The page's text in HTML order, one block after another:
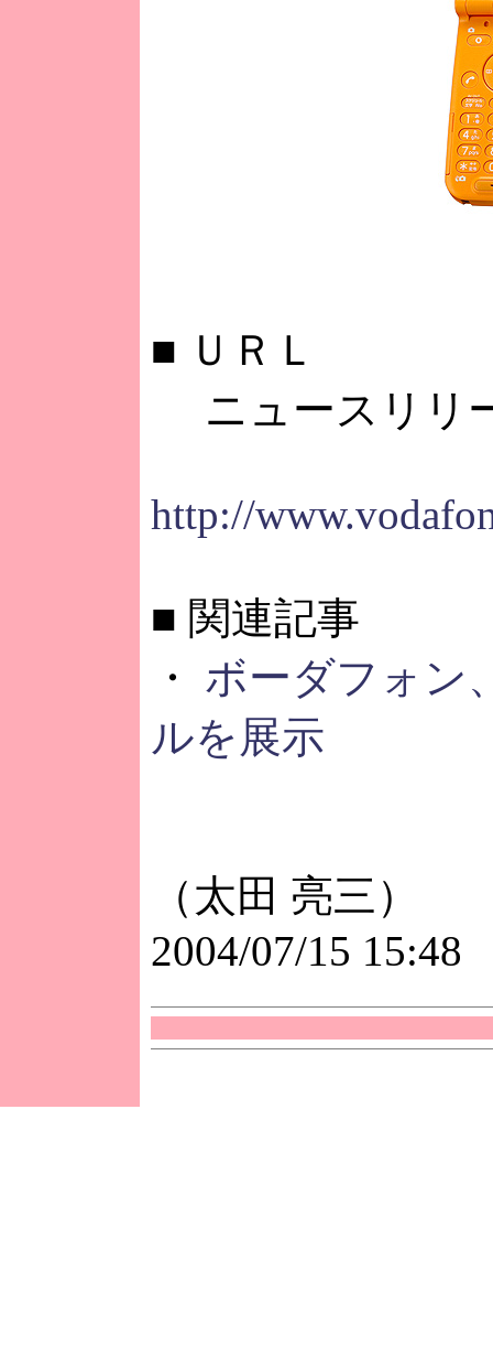
■ ＵＲＬ
ニュースリリ
http://
■ 関連記事
・ ボーダフォン
ルを展示
（太田 亮三）
2004/07/15 15:48